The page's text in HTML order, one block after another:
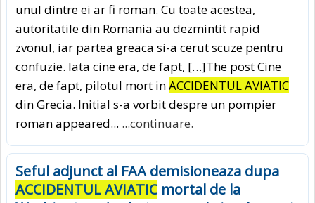
unul dintre ei ar fi roman. Cu toate acestea,
autoritatile din Romania au dezmintit rapid
zvonul, iar partea greaca si-a cerut scuze pentru
confuzie. Iata cine era, de fapt, […]The post Cine
era, de fapt, pilotul mort inACCIDENTUL AVIATIC
din Grecia. Initial s-a vorbit despre un pompier
roman appeared... ...continuare.
Seful adjunct al FAA demisioneaza dupa
ACCIDENTUL AVIATICmortal de la